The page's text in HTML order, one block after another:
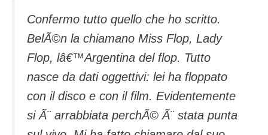
Confermo tutto quello che ho scritto.
BelÃ©n la chiamano Miss Flop, Lady
Flop, lâ€™Argentina del flop. Tutto
nasce da dati oggettivi: lei ha floppato
con il disco e con il film. Evidentemente
si Ã¨ arrabbiata perchÃ© Ã¨ stata punta